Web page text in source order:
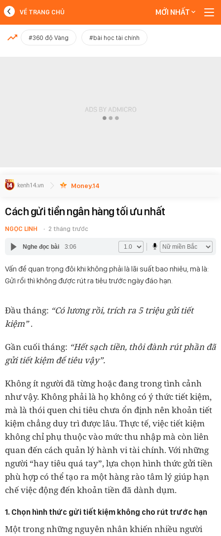
MỚI NHẤT
VỀ TRANG CHỦ MỚI NHẤT
#360 độ Vàng #bài học tài chính
Money.14
Cách gửi tiền ngân hàng tối ưu nhất
NGỌC LINH 2 tháng trước
Nghe đọc bài 3:06
Vấn đề quan trọng đôi khi không phải là lãi suất bao nhiêu, mà là:
Gửi rồi thì không được rút ra tiêu trước ngày đáo hạn.
Đầu tháng: “Có lương rồi, trích ra 5 triệu gửi tiết
kiệm”.
Gần cuối tháng: “Hết sạch tiền, thôi đành rút phần đã
gửi tiết kiệm để tiêu vậy”.
Không ít người đã từng hoặc đang trong tình cảnh
như vậy. Không phải là họ không có ý thức tiết kiệm,
mà là thói quen chi tiêu chưa ổn định nên khoản tiết
kiệm chẳng duy trì được lâu. Thực tế, việc tiết kiệm
không chỉ phụ thuộc vào mức thu nhập mà còn liên
quan đến cách quản lý hành vi tài chính. Với những
người “hay tiêu quá tay”, lựa chọn hình thức gửi tiền
phù hợp có thể tạo ra một hàng rào tâm lý giúp hạn
chế việc động đến khoản tiền đã dành dụm.
1. Chọn hình thức gửi tiết kiệm không cho rút trước hạn
Một trong những nguyên nhân khiến nhiều người